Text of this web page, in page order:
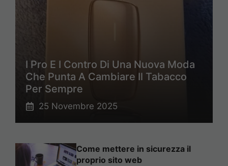
I Pro E I Contro Di Una Nuova Moda
Che Punta A Cambiare Il Tabacco
Per Sempre
25 Novembre 2025
Come mettere in sicurezza il
proprio sito web